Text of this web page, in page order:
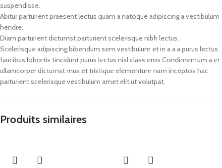
suspendisse.
Abitur parturient praesent lectus quam a natoque adipiscing a vestibulum
hendre.
Diam parturient dictumst parturient scelerisque nibh lectus.
Scelerisque adipiscing bibendum sem vestibulum et in a a a purus lectus
faucibus lobortis tincidunt purus lectus nisl class eros.Condimentum a et
ullamcorper dictumst mus et tristique elementum nam inceptos hac
parturient scelerisque vestibulum amet elit ut volutpat.
Produits similaires